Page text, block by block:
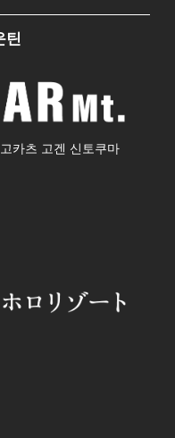
틴
카츠 고겐 신토쿠마